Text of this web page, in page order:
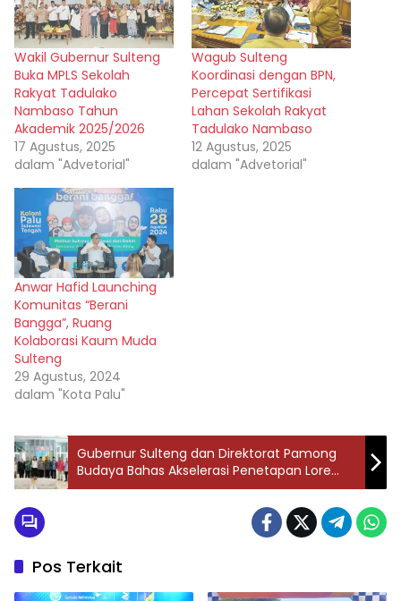
Wakil Gubernur Sulteng
Buka MPLS Sekolah
Rakyat Tadulako
Nambaso Tahun
Akademik 2025/2026
17 Agustus, 2025
dalam "Advetorial"
Wagub Sulteng
Koordinasi dengan BPN,
Percepat Sertifikasi
Lahan Sekolah Rakyat
Tadulako Nambaso
12 Agustus, 2025
dalam "Advetorial"
Anwar Hafid Launching
Komunitas “Berani
Bangga”, Ruang
Kolaborasi Kaum Muda
Sulteng
29 Agustus, 2024
dalam "Kota Palu"
Gubernur Sulteng dan Direktorat Pamong
Budaya Bahas Akselerasi Penetapan Lore
Lindu sebagai Warisan Dunia
Pos Terkait